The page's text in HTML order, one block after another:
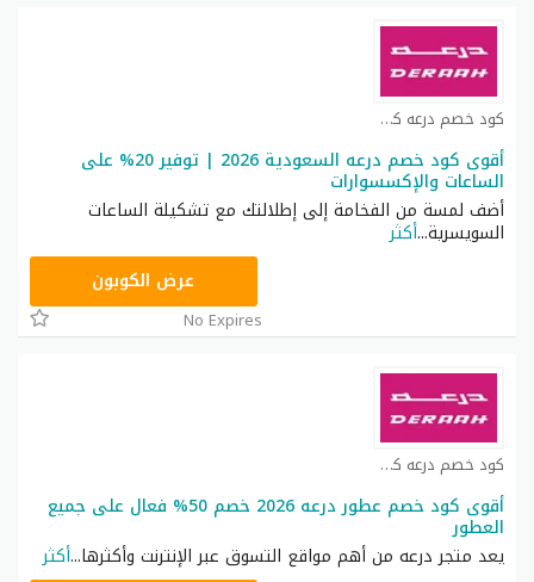
كود خصم درعه كوبون
أقوى كود خصم درعه السعودية 2026 | توفير 20% على
الساعات والإكسسوارات
أضف لمسة من الفخامة إلى إطلالتك مع تشكيلة الساعات
السويسرية...أكثر
عرض الكوبون
No Expires
كود خصم درعه كوبون
أقوى كود خصم عطور درعه 2026 خصم 50% فعال على جميع
العطور
يعد متجر درعه من أهم مواقع التسوق عبر الإنترنت وأكثرها...أكثر